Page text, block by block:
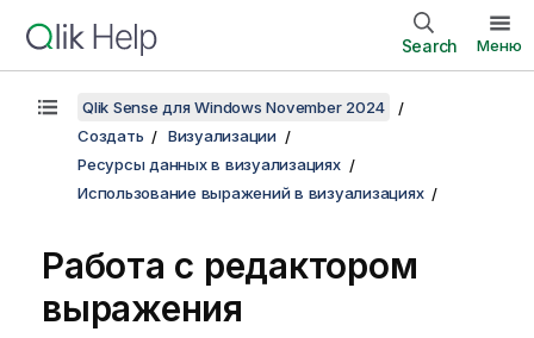
Search Меню
Qlik Sense для Windows November 2024
Создать
Визуализации
Ресурсы данных в визуализациях
Использование выражений в визуализациях
Работа с редактором
выражения